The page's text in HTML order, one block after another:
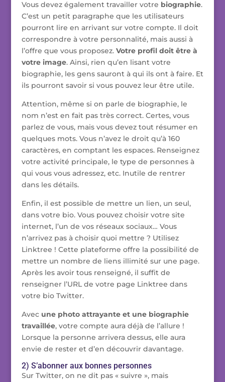
Vous devez également travailler votre biographie.
C’est un petit paragraphe que les utilisateurs
pourront lire en arrivant sur votre compte. Il doit
correspondre à votre personnalité, mais aussi à
l’offre que vous proposez. Votre profil doit être à
votre image. Ainsi, rien qu’en lisant votre
biographie, les gens sauront à qui ils ont à faire. Et
ils pourront savoir si vous pouvez leur être utile.
Attention, même si on parle de biographie, le
nom n’est en fait pas très correct. Certes, vous
parlez de vous, mais vous devez tout résumer en
quelques mots. Vous n’avez le droit qu’à 160
caractères, en comptant les espaces. Renseignez
votre activité principale, le type de personnes à
qui vous vous adressez, etc. Inutile de rentrer
dans les détails.
Enfin, il est possible de mettre un lien, un seul,
dans votre bio. Vous pouvez choisir votre site
internet, l’un de vos réseaux sociaux… Vous
n’arrivez pas à choisir quoi mettre ? Utilisez
Linktree ! Cette plateforme offre la possibilité de
mettre un nombre de liens illimité sur une page.
Après les avoir tous renseigné, il suffit de
renseigner l’URL de votre page Linktree dans
votre bio Twitter.
Avec une photo attrayante et une biographie
travaillée, votre compte aura déjà de l’allure !
Lorsque la personne arrivera dessus, elle aura
envie de rester et d’en découvrir davantage.
2) S’abonner aux bonnes personnes
Sur Twitter, on ne dit pas « suivre », mais